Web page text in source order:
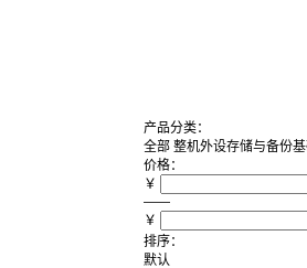
产品分类：
全部 整机外设存储与备份
价格：
￥
——
￥
排序：
默认